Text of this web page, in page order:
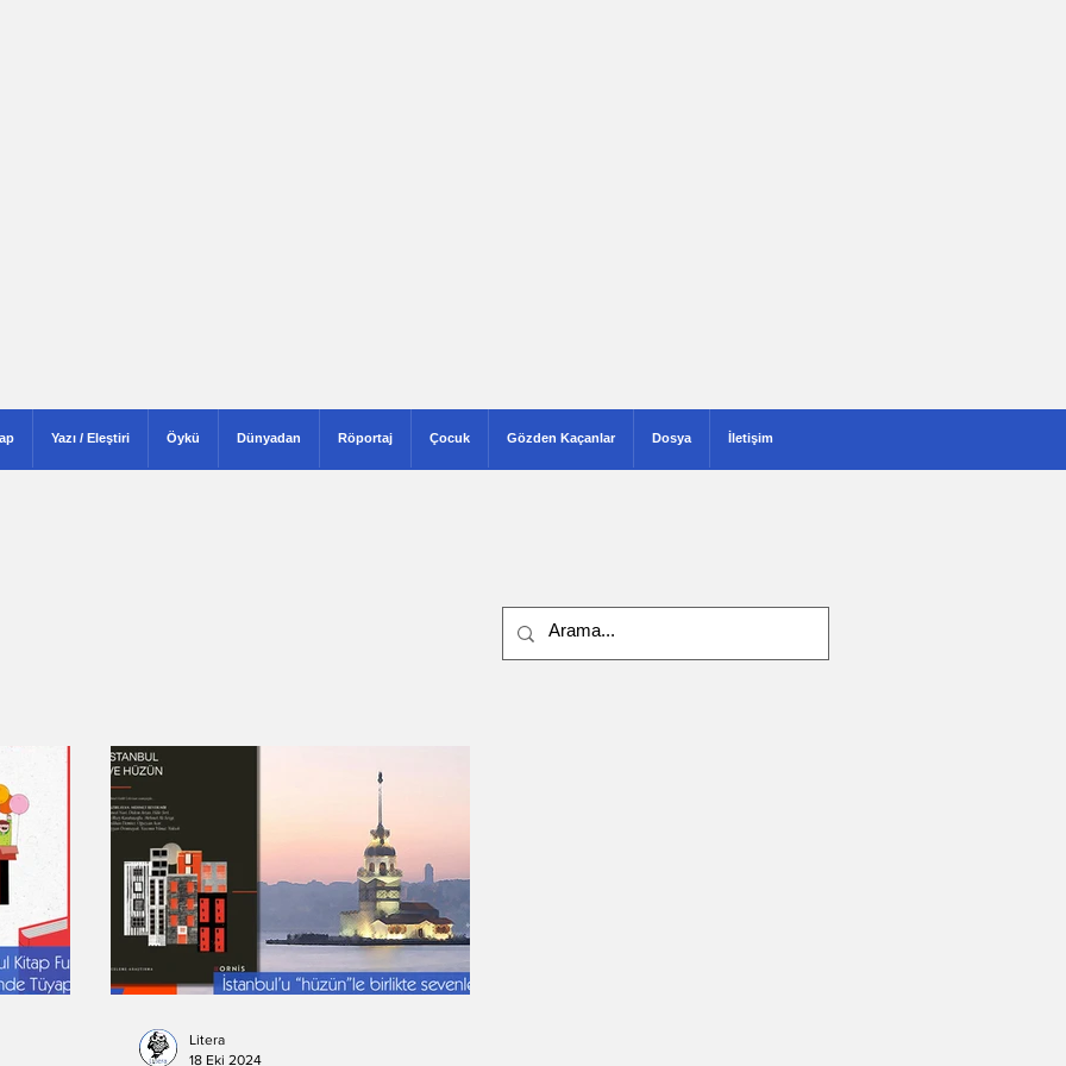
Dünya Yeni Çıkanlar ayin-yazari
-Oylum Yılmaz Dergi -Mahir Ünsal Eriş
-Doğuş Sarpkaya -Haziran Düzkan
Hükümenoğlu -Seda Ateş
Litera
18 Eki 2024
Yazı / Eleştiri Öykü Dünyadan Röportaj Çocuk Gözden Kaçanlar Dosya İletişim